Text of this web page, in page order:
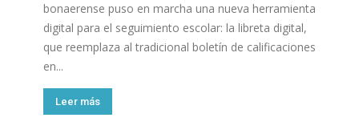
bonaerense puso en marcha una nueva herramienta
digital para el seguimiento escolar: la libreta digital,
que reemplaza al tradicional boletín de calificaciones
en...
Leer más